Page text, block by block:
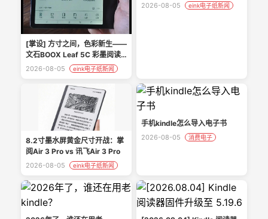
[掌设] 方寸之间，色彩新生——
文石BOOX Leaf 5C 彩墨阅读
器开箱与深度体验
2026-08-05 eink电子纸新闻
2026-08-05 eink电子纸新闻
8.2寸墨水屏黄金尺寸开战：掌
阅Air 3 Pro vs 讯飞Air 3 Pro
2026-08-05 eink电子纸新闻
手机kindle怎么导入电子书
2026-08-05 消费电子